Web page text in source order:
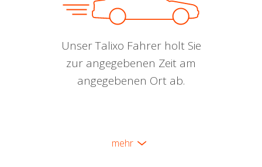
Unser Talixo Fahrer holt Sie
zur angegebenen Zeit am
angegebenen Ort ab.
mehr